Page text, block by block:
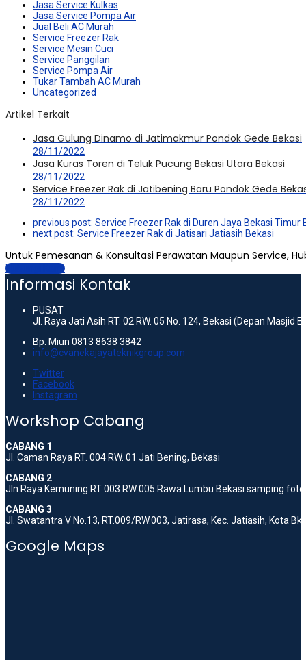
Jasa Service Kulkas
Jasa Service Pompa Air
Jual Beli AC Murah
Service Freezer Rak
Service Mesin Cuci
Service Panggilan
Service Pompa Air
Tukar Tambah AC Murah
Uncategorized
Artikel Terkait
Jasa Gulung Dinamo di Jatimakmur Pondok Gede Bekasi
28/11/2022
Jasa Kuras Toren di Teluk Pucung Bekasi Utara Bekasi
28/11/2022
Service Freezer Rak di Jatibening Baru Pondok Gede
28/11/2022
previous post: Service Freezer Rak di Duren Jaya Bekasi Timur
next post: Service Freezer Rak di Jatisari Jatiasih Bekasi
Untuk Pemesanan & Konsultasi Perawatan Maupun Service,
Hubungi Kami
Informasi Kontak
PUSAT
Jl. Raya Jati Asih RT. 02 RW. 05 No. 124, Bekasi (Depan Masjid
Bp. Miun 0813 8638 3842
info@cvanekajayateknikgroup.com
Twitter
Facebook
Instagram
Workshop Cabang
CABANG 1
Jl. Caman Raya RT. 004 RW. 01 Jati Bening, Bekasi
CABANG 2
Jln Raya Kemuning RT 003 RW 005 Rawa Lumbu Bekasi samping
CABANG 3
Jl. Swatantra V No.13, RT.009/RW.003, Jatirasa, Kec. Jatiasih, Kota
Google Maps